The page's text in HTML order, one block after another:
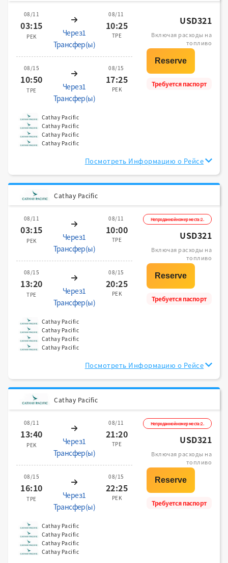
08/11
03:15
PEK
Через1
Трансфер(ы)
08/11
10:25
TPE
08/15
10:50
TPE
Через1
Трансфер(ы)
08/15
17:25
PEK
USD321
Включая расходы на
топливо
Требуется паспорт
Cathay Pacific
Cathay Pacific
Cathay Pacific
Cathay Pacific
Посмотреть Информацию о Рейсе
Cathay Pacific
08/11
03:15
PEK
Через1
Трансфер(ы)
08/11
10:00
TPE
08/15
13:20
TPE
Через1
Трансфер(ы)
08/15
20:25
PEK
Непроданной номер места:2.
USD321
Включая расходы на
топливо
Требуется паспорт
Cathay Pacific
Cathay Pacific
Cathay Pacific
Cathay Pacific
Посмотреть Информацию о Рейсе
Cathay Pacific
08/11
13:40
PEK
Через1
Трансфер(ы)
08/11
21:20
TPE
08/15
16:10
TPE
Через1
Трансфер(ы)
08/15
22:25
PEK
Непроданной номер места:2.
USD321
Включая расходы на
топливо
Требуется паспорт
Cathay Pacific
Cathay Pacific
Cathay Pacific
Cathay Pacific